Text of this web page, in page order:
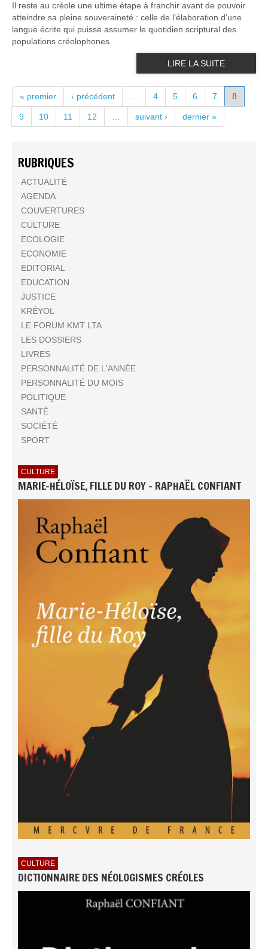
Il reste au créole une ultime étape à franchir avant de pouvoir
atteindre sa pleine souveraineté : celle de l’élaboration d’une
langue écrite qui puisse assumer le quotidien scriptural des
populations créolophones.
LIRE LA SUITE
PAGES
« premier ‹ précédent 4 5 6 7 8
9 10 11 12 suivant › dernier »
RUBRIQUES
ACTUALITÉ
AGENDA
COUVERTURES
CULTURE
ECOLOGIE
ECONOMIE
EDITORIAL
EDUCATION
JUSTICE
KRÉYOL
LE FORUM KMT LTA
LES DOSSIERS
LIVRES
PERSONNALITÉ DE L'ANNÉE
PERSONNALITÉ DU MOIS
POLITIQUE
SANTÉ
SOCIÉTÉ
SPORT
CULTURE
MARIE-HÉLOÏSE, FILLE DU ROY - RAPHAËL CONFIANT
CULTURE
DICTIONNAIRE DES NÉOLOGISMES CRÉOLES